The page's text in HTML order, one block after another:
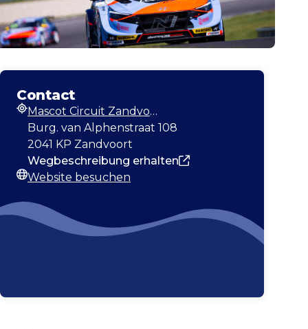
Contact
Adresse
Mascot Circuit Zandvoort
Burg. van Alphenstraat 108
2041 KP Zandvoort
Wegbeschreibung erhalten
Website besuchen